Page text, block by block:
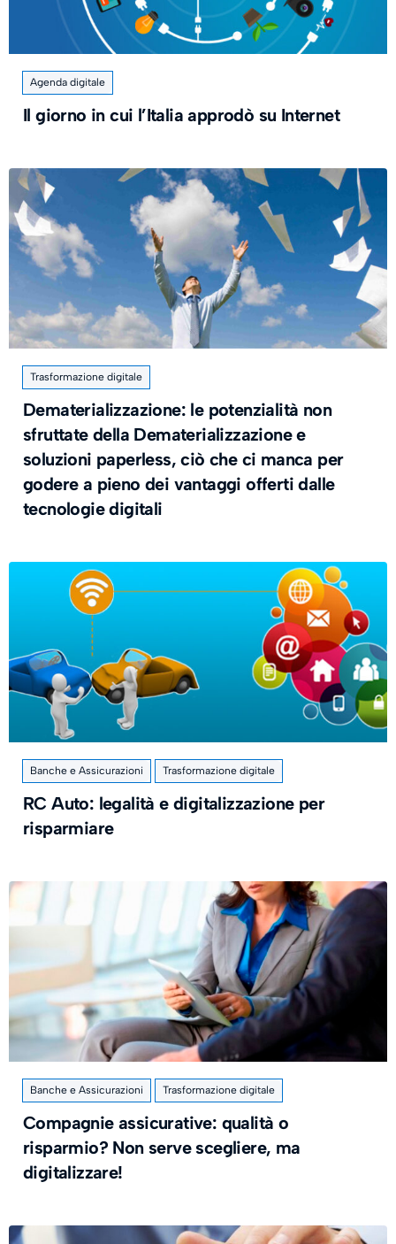
Agenda digitale
Il giorno in cui l’Italia approdò su Internet
Trasformazione digitale
Dematerializzazione: le potenzialità non
sfruttate della Dematerializzazione e
soluzioni paperless, ciò che ci manca per
godere a pieno dei vantaggi offerti dalle
tecnologie digitali
Banche e Assicurazioni Trasformazione digitale
RC Auto: legalità e digitalizzazione per
risparmiare
Banche e Assicurazioni Trasformazione digitale
Compagnie assicurative: qualità o
risparmio? Non serve scegliere, ma
digitalizzare!